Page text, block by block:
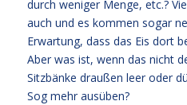
durch weniger Menge, etc.?
auch und es kommen sogar
Erwartung, dass das Eis dort
Aber was ist, wenn das nicht
Sitzbänke draußen leer oder
Sog mehr ausüben?